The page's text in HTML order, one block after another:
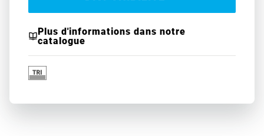
Plus d'informations dans notre
catalogue